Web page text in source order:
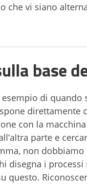
che vi siano
base
di
direttamente
con la
parte e
non
disegna i
questo.